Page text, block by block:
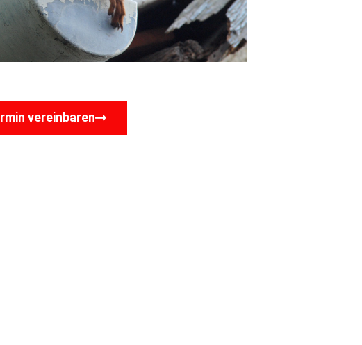
vereinbaren